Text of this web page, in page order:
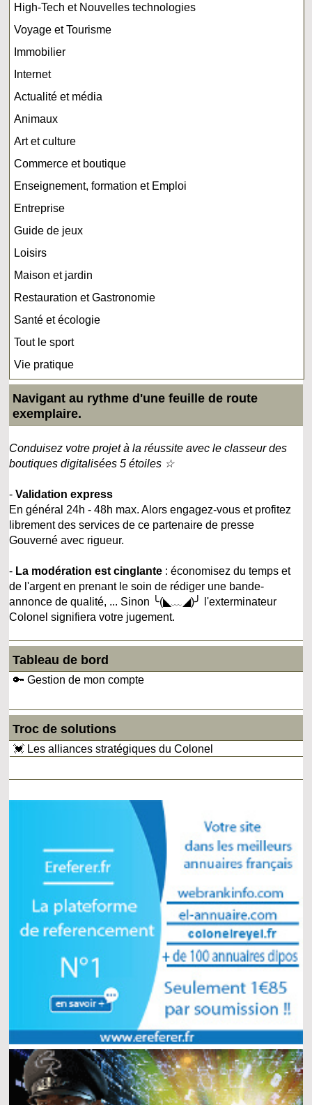
High-Tech et Nouvelles technologies
Voyage et Tourisme
Immobilier
Internet
Actualité et média
Animaux
Art et culture
Commerce et boutique
Enseignement, formation et Emploi
Entreprise
Guide de jeux
Loisirs
Maison et jardin
Restauration et Gastronomie
Santé et écologie
Tout le sport
Vie pratique
Navigant au rythme d'une feuille de route
exemplaire.
Conduisez votre projet à la réussite avec le classeur des
boutiques digitalisées 5 étoiles ☆
-Validation express
En général 24h - 48h max. Alors engagez-vous et profitez
librement des services de ce partenaire de presse
Gouverné avec rigueur.
- La modération est cinglante : économisez du temps et
de l'argent en prenant le soin de rédiger une bande-
annonce de qualité, ... Sinon ╰(◣﹏◢)╯ l'exterminateur
Colonel signifiera votre jugement.
Tableau de bord
🔑 Gestion de mon compte
Troc de solutions
💓 Les alliances stratégiques du Colonel